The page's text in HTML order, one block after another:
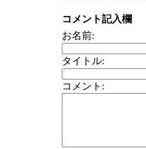
コメント記入欄
お名前:
タイトル:
コメント: